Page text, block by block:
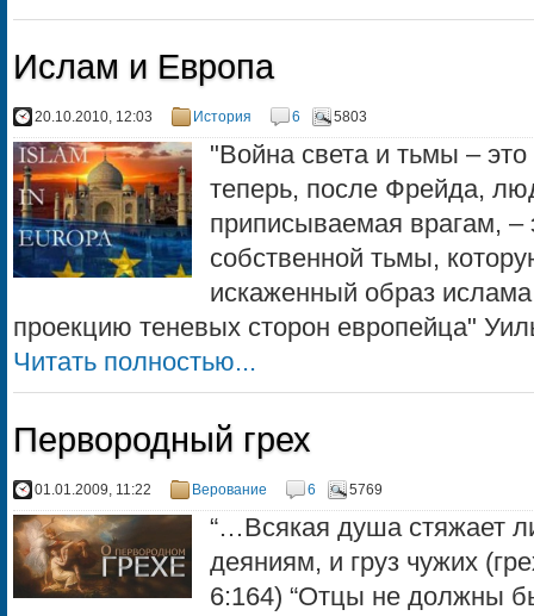
Ислам и Европа
20.10.2010, 12:03 История 6 5803
"Война света и тьмы – это
теперь, после Фрейда,
приписываемая врагам, –
собственной тьмы,
искаженный образ
проекцию теневых сторон европейца"
Читать полностью...
Первородный грех
01.01.2009, 11:22 Верование 6 5769
“…Всякая душа стяжает
деяниям, и груз чужих
6:164) “Отцы не должны